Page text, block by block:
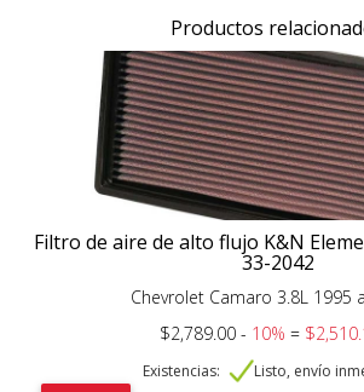
Productos
Filtro de aire de alto flujo K&N
33-2042
Chevrolet Camaro 3.8L 1995
$2,789.00 - 10%=
Existencias: Listo, envío